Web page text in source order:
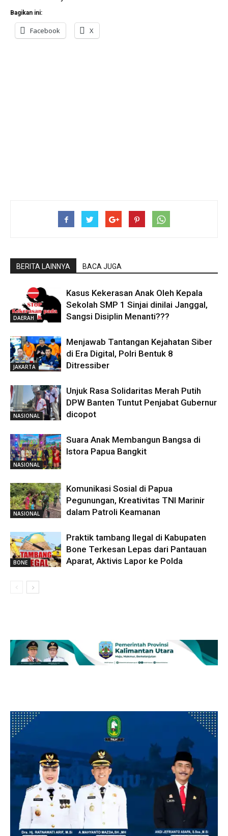
Bagikan ini:
Facebook X
BERITA LAINNYA BACA JUGA
DAERAH
Kasus Kekerasan Anak Oleh Kepala
Sekolah SMP 1 Sinjai dinilai Janggal,
Sangsi Disiplin Menanti???
JAKARTA
Menjawab Tantangan Kejahatan Siber
di Era Digital, Polri Bentuk 8
Ditressiber
NASIONAL
Unjuk Rasa Solidaritas Merah Putih
DPW Banten Tuntut Penjabat Gubernur
dicopot
NASIONAL
Suara Anak Membangun Bangsa di
Istora Papua Bangkit
NASIONAL
Komunikasi Sosial di Papua
Pegunungan, Kreativitas TNI Marinir
dalam Patroli Keamanan
BONE
Praktik tambang Ilegal di Kabupaten
Bone Terkesan Lepas dari Pantauan
Aparat, Aktivis Lapor ke Polda